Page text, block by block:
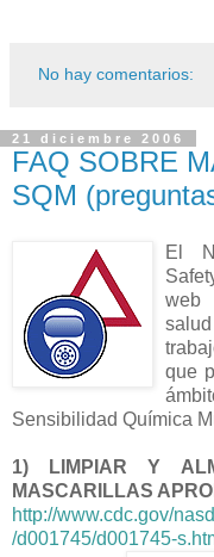
No hay comentarios:
21 diciembre 2006
FAQ SOBRE
SQM
El
web
que
Sensibilidad Química
1) LIMPIAR Y
MASCARILLAS
http://www.cdc.gov/
/d001745/d001745-